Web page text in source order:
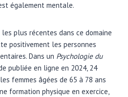
également mentale.
plus récentes dans ce domaine
positivement les personnes
Dans un Psychologie du
publiée en ligne en 2024, 24
femmes âgées de 65 à 78 ans
formation physique en exercice,